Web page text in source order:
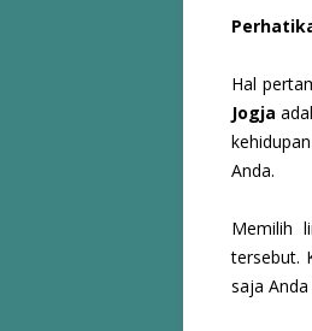
Hal
Jogja
Anda.
Memilih
tersebut.
saja